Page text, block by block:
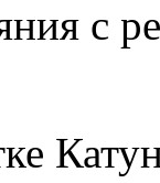
с